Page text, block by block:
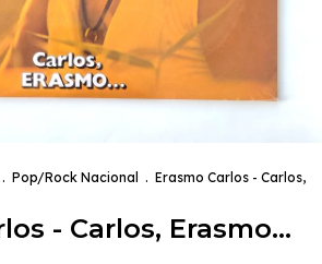
. Pop/Rock Nacional . Erasmo Carlos - Carlos,
- Carlos, Erasmo...